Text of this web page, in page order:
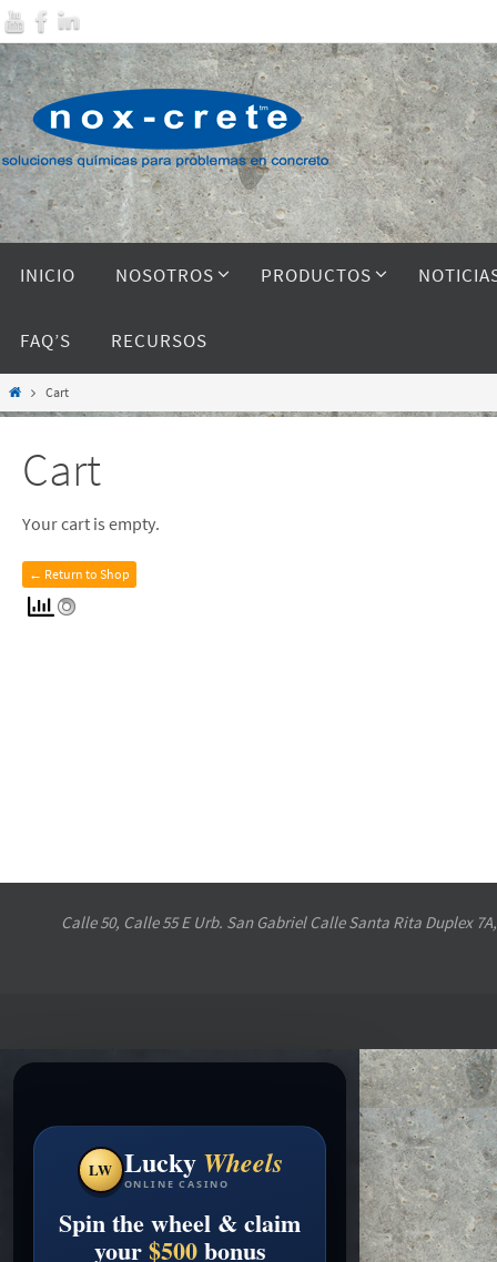
INICIO NOSOTROS PRODUCTOS
FAQ’S RECURSOS
Cart
Cart
Your cart is empty.
← Return to Shop
Calle 50, Calle 55 E Urb. San Gabriel Calle Santa Rita Duplex